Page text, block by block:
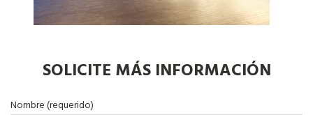
SOLICITE MÁS INFORMACIÓN
Nombre (requerido)